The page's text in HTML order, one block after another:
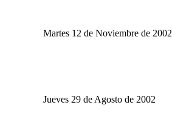
Martes 12 de Noviembre de 2002
Jueves 29 de Agosto de 2002